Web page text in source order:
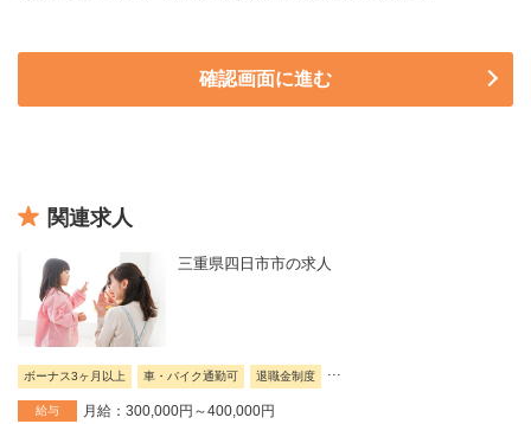
関連求人
三重県四日市市の求人
ボーナス3ヶ月以上 車・バイク通勤可 退職金制度 ...
給与 月給：300,000円～400,000円